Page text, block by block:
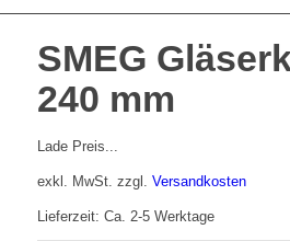
SMEG
240 mm
Lade Preis...
exkl. MwSt. zzgl. Versandkosten
Lieferzeit: Ca. 2-5 Werktage